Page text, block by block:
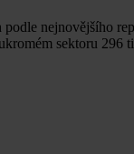
podle nejnovějšího
sektoru 296